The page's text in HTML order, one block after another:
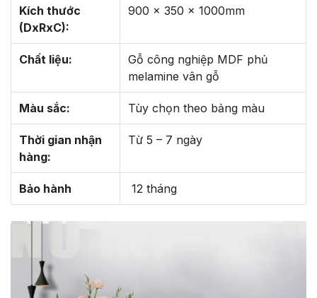
Kích thước
(DxRxC):
900 x 350 x 1000mm
Chất liệu:
Gỗ công nghiệp MDF phủ
melamine vân gỗ
Màu sắc: Tùy chọn theo bảng màu
Thời gian nhận
hàng:
Từ 5 – 7 ngày
Bảo hành 12 tháng